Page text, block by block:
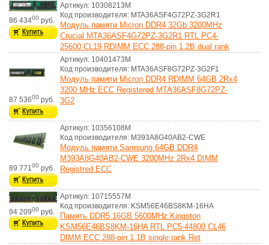
86 43400 руб.
Артикул: 10308213M
Код производителя: MTA36ASF4G72PZ-3G2R1
Модуль памяти Micron DDR4 32Gb 3200MHz
Crucial MTA36ASF4G72PZ-3G2R1 RTL PC4-
25600 CL19 RDIMM ECC 288-pin 1.2В dual rank
87 53600 руб.
Артикул: 10401473M
Код производителя: MTA36ASF8G72PZ-3G2F1
Модуль памяти Micron DDR4 RDIMM 64GB 2Rx4
3200 MHz ECC Registered MTA36ASF8G72PZ-
3G2
89 771 00 руб.
Артикул: 10356108M
Код производителя: M393A8G40AB2-CWE
Модуль памяти Samsung 64GB DDR4
M393A8G40AB2-CWE 3200MHz 2Rx4 DIMM
Registred ECC
94 20900 руб.
Артикул: 10715557M
Код производителя: KSM56E46BS8KM-16HA
Память DDR5 16GB 5600MHz Kingston
KSM56E46BS8KM-16HA RTL PC5-44800 CL46
DIMM ECC 288-pin 1.1В single rank Ret